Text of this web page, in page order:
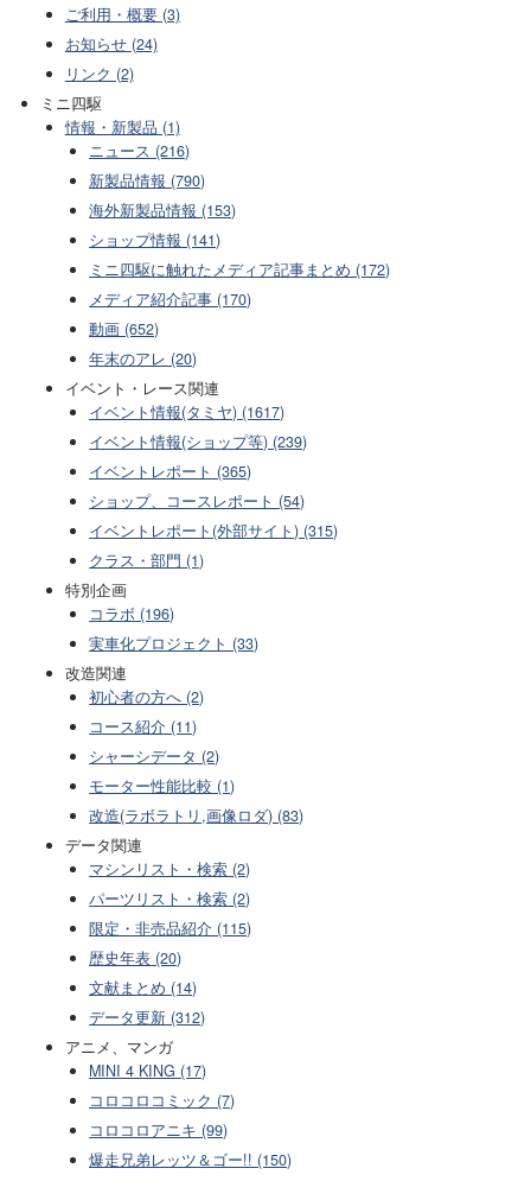
ご利用・概要 (3)
お知らせ (24)
リンク (2)
ミニ四駆
情報・新製品 (1)
ニュース (216)
新製品情報 (790)
海外新製品情報 (153)
ショップ情報 (141)
ミニ四駆に触れたメディア記事まとめ (172)
メディア紹介記事 (170)
動画 (652)
年末のアレ (20)
イベント・レース関連
イベント情報(タミヤ) (1617)
イベント情報(ショップ等) (239)
イベントレポート (365)
ショップ、コースレポート (54)
イベントレポート(外部サイト) (315)
クラス・部門 (1)
特別企画
コラボ (196)
実車化プロジェクト (33)
改造関連
初心者の方へ (2)
コース紹介 (11)
シャーシデータ (2)
モーター性能比較 (1)
改造(ラボラトリ,画像ロダ) (83)
データ関連
マシンリスト・検索 (2)
パーツリスト・検索 (2)
限定・非売品紹介 (115)
歴史年表 (20)
文献まとめ (14)
データ更新 (312)
アニメ、マンガ
MINI 4 KING (17)
コロコロコミック (7)
コロコロアニキ (99)
爆走兄弟レッツ＆ゴー!! (150)